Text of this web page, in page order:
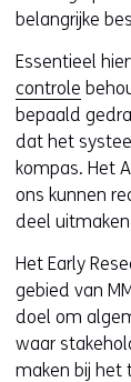
belangrijke
Essentieel
controle
bepaald
dat het
kompas. Het
ons kunnen
deel
Het Early
gebied van
doel om
waar
maken bij het